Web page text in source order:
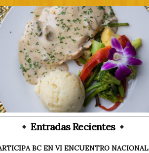
Entradas Recientes
BC EN VI ENCUENTRO NACIONAL